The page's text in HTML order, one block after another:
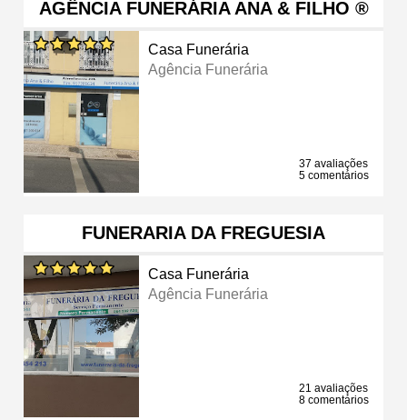
AGÊNCIA FUNERÁRIA ANA & FILHO ®
Casa Funerária
Agência Funerária
37 avaliações
5 comentários
FUNERARIA DA FREGUESIA
Casa Funerária
Agência Funerária
21 avaliações
8 comentários